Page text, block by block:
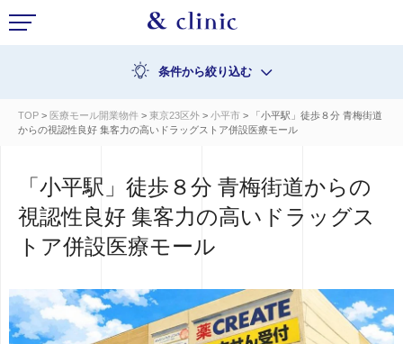
条件から絞り込む
TOP > 医療モール開業物件 > 東京23区外 > 小平市 > 「小平駅」徒歩８分 青梅街道
からの視認性良好 集客力の高いドラッグストア併設医療モール
「小平駅」徒歩８分 青梅街道からの
視認性良好 集客力の高いドラッグス
トア併設医療モール